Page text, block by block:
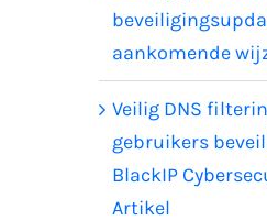
aankomende
Veilig DNS
gebruikers
BlackIP
Artikel